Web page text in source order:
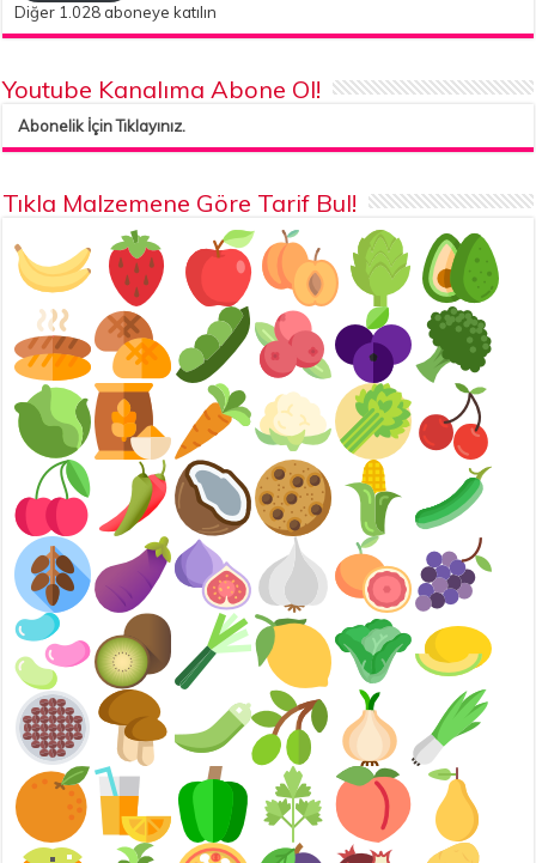
Diğer 1.028 aboneye katılın
Youtube Kanalıma Abone Ol!
Abonelik İçin Tıklayınız.
Tıkla Malzemene Göre Tarif Bul!